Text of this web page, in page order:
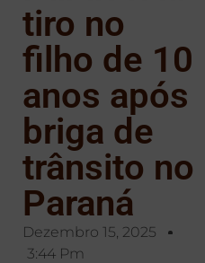
tiro no
filho de 10
anos após
briga de
trânsito no
Paraná
Dezembro 15, 2025
3:44 Pm